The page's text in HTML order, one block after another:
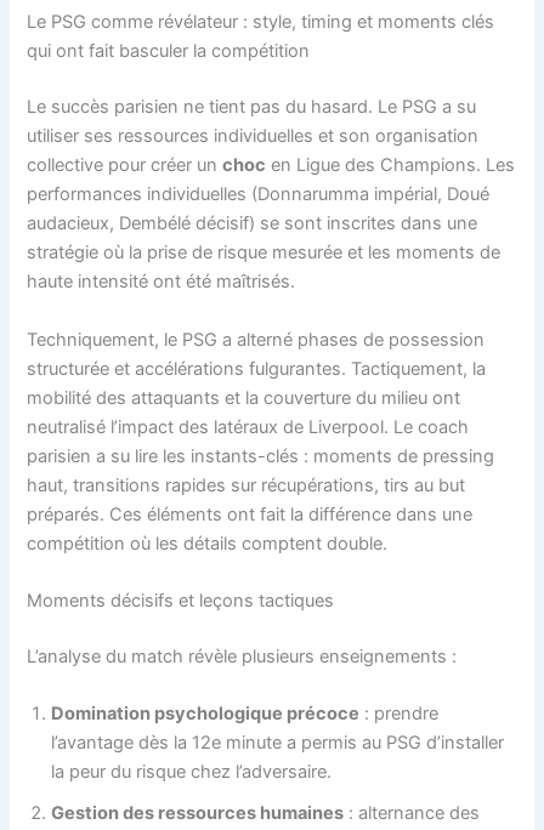
Le PSG comme révélateur : style, timing et moments clés
qui ont fait basculer la compétition
Le succès parisien ne tient pas du hasard. Le PSG a su
utiliser ses ressources individuelles et son organisation
collective pour créer unchoc en Ligue des Champions. Les
performances individuelles (Donnarumma impérial, Doué
audacieux, Dembélé décisif) se sont inscrites dans une
stratégie où la prise de risque mesurée et les moments de
haute intensité ont été maîtrisés.
Techniquement, le PSG a alterné phases de possession
structurée et accélérations fulgurantes. Tactiquement, la
mobilité des attaquants et la couverture du milieu ont
neutralisé l’impact des latéraux de Liverpool. Le coach
parisien a su lire les instants-clés : moments de pressing
haut, transitions rapides sur récupérations, tirs au but
préparés. Ces éléments ont fait la différence dans une
compétition où les détails comptent double.
Moments décisifs et leçons tactiques
L’analyse du match révèle plusieurs enseignements :
Domination psychologique précoce : prendre
l’avantage dès la 12e minute a permis au PSG d’installer
la peur du risque chez l’adversaire.
Gestion des ressources humaines : alternance des